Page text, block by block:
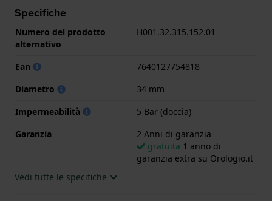
.
Specifiche
Numero del prodotto
alternativo
H001.32.315.152.01
Ean
7640127754818
Diametro
34 mm
Impermeabilità
5 Bar (doccia)
Garanzia
2 Anni di garanzia
gratuita 1 anno di
garanzia extra su Orologio.it
Vedi tutte le specifiche